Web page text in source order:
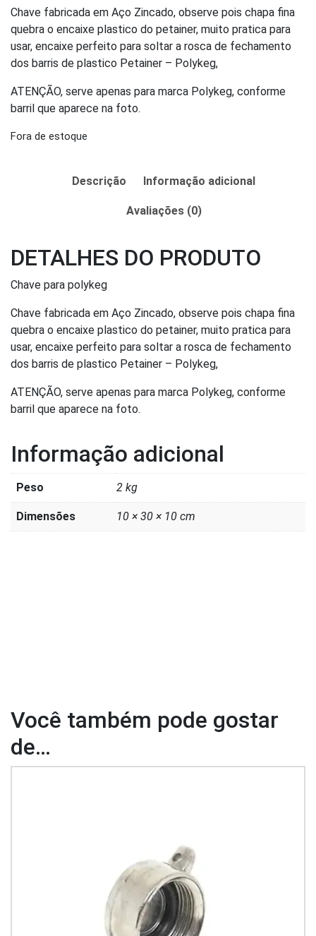
Chave fabricada em Aço Zincado, observe pois chapa fina
quebra o encaixe plastico do petainer, muito pratica para
usar, encaixe perfeito para soltar a rosca de fechamento
dos barris de plastico Petainer – Polykeg,
ATENÇÃO, serve apenas para marca Polykeg, conforme
barril que aparece na foto.
Fora de estoque
Descrição Informação adicional
Avaliações (0)
DETALHES DO PRODUTO
Chave para polykeg
Chave fabricada em Aço Zincado, observe pois chapa fina
quebra o encaixe plastico do petainer, muito pratica para
usar, encaixe perfeito para soltar a rosca de fechamento
dos barris de plastico Petainer – Polykeg,
ATENÇÃO, serve apenas para marca Polykeg, conforme
barril que aparece na foto.
Informação adicional
Peso 2 kg
Dimensões 10 × 30 × 10 cm
Você também pode gostar
de…